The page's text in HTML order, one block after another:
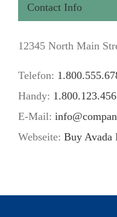
Contact Info
12345 North Main
Telefon:
Handy:
E-Mail:
Webseite: Buy Avada